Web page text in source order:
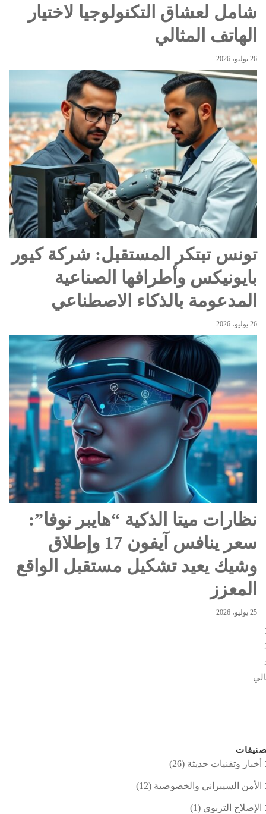
شامل لعشاق التكنولوجيا لاختيار
الهاتف المثالي
26 يوليو، 2026
تونس تبتكر المستقبل: شركة كيور
بايونيكس وأطرافها الصناعية
المدعومة بالذكاء الاصطناعي
26 يوليو، 2026
نظارات ميتا الذكية “هايبر نوفا”:
سعر ينافس آيفون 17 وإطلاق
وشيك يعيد تشكيل مستقبل الواقع
المعزز
25 يوليو، 2026
أخبار وتقنيات حديثة
الأمن السيبراني والخصوصية
الإصلاح التربوي